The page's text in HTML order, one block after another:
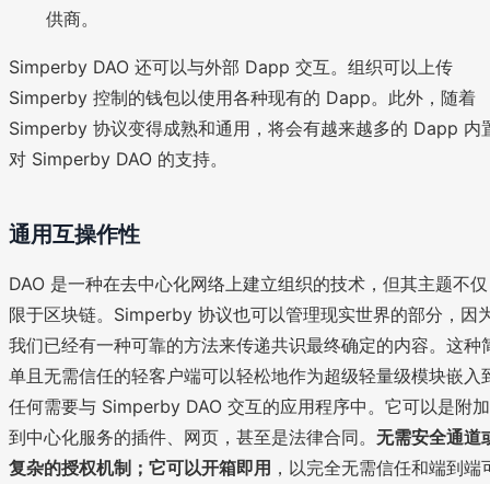
供商。
Simperby DAO 还可以与外部 Dapp 交互。组织可以上传
Simperby 控制的钱包以使用各种现有的 Dapp。此外，随着
Simperby 协议变得成熟和通用，将会有越来越多的 Dapp 内
对 Simperby DAO 的支持。
通用互操作性
DAO 是一种在去中心化网络上建立组织的技术，但其主题不仅
限于区块链。Simperby 协议也可以管理现实世界的部分，因
我们已经有一种可靠的方法来传递共识最终确定的内容。这种
单且无需信任的轻客户端可以轻松地作为超级轻量级模块嵌入
任何需要与 Simperby DAO 交互的应用程序中。它可以是附加
到中心化服务的插件、网页，甚至是法律合同。 无需安全通道
复杂的授权机制；它可以开箱即用 ，以完全无需信任和端到端